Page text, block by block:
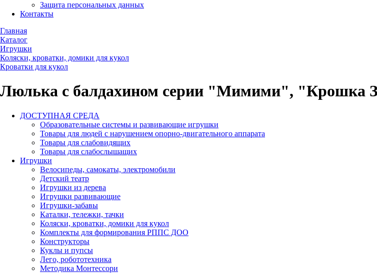
Защита персональных данных
Контакты
Главная
Каталог
Игрушки
Коляски, кроватки, домики для кукол
Кроватки для кукол
Люлька с балдахином серии "Мимими", "Крошка
ДОСТУПНАЯ СРЕДА
Образовательные системы и развивающие игрушки
Товары для людей с нарушением опорно-двигательного аппарата
Товары для слабовидящих
Товары для слабослышащих
Игрушки
Велосипеды, самокаты, электромобили
Детский театр
Игрушки из дерева
Игрушки развивающие
Игрушки-забавы
Каталки, тележки, тачки
Коляски, кроватки, домики для кукол
Комплекты для формирования РППС ДОО
Конструкторы
Куклы и пупсы
Лего, робототехника
Методика Монтессори